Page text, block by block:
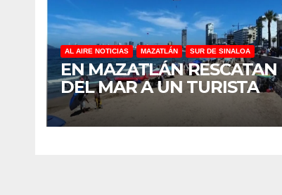
AL AIRE NOTICIAS MAZATLÁN SUR DE SINALOA
EN MAZATLÁN RESCATAN
DEL MAR A UN TURISTA